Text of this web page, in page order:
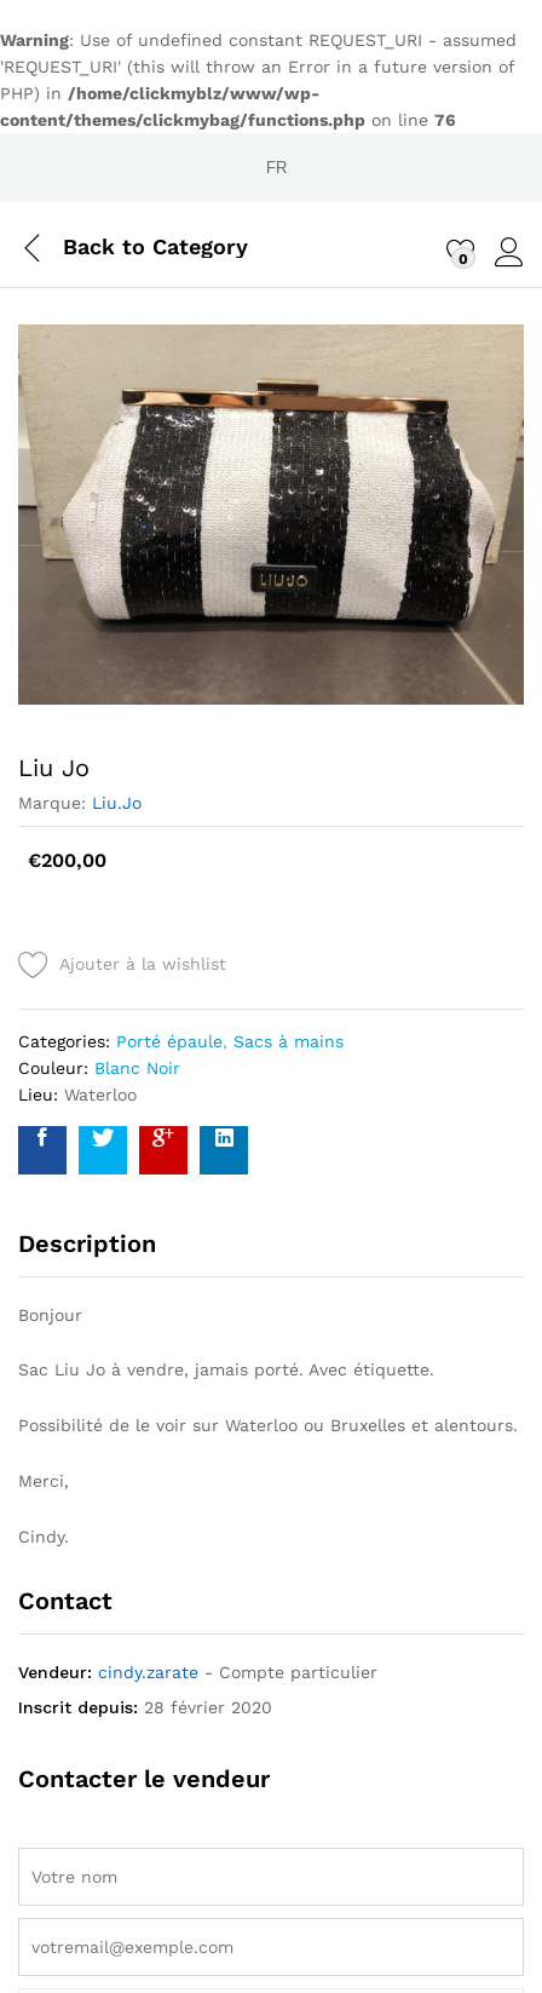
Warning: Use of undefined constant REQUEST_URI - assumed
'REQUEST_URI' (this will throw an Error in a future version of
PHP) in /home/clickmyblz/www/wp-
content/themes/clickmybag/functions.php on line 76
FR
Back to Category 0
Liu Jo
Marque: Liu.Jo
€200,00
Ajouter à la wishlist
Categories: Porté épaule, Sacs à mains
Couleur: Blanc Noir
Lieu: Waterloo
Description
Bonjour
Sac Liu Jo à vendre, jamais porté. Avec étiquette.
Possibilité de le voir sur Waterloo ou Bruxelles et alentours.
Merci,
Cindy.
Contact
Vendeur: cindy.zarate - Compte particulier
Inscrit depuis: 28 février 2020
Contacter le vendeur